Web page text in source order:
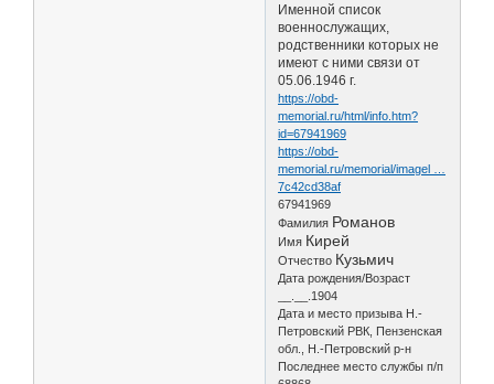
Именной список
военнослужащих,
родственники которых не
имеют с ними связи от
05.06.1946 г.
https://obd-
memorial.ru/html/info.htm?
id=67941969
https://obd-
memorial.ru/memorial/imagel …
7c42cd38af
67941969
Фамилия Романов
Имя Кирей
Отчество Кузьмич
Дата рождения/Возраст
__.__.1904
Дата и место призыва Н.-
Петровский РВК, Пензенская
обл., Н.-Петровский р-н
Последнее место службы п/п